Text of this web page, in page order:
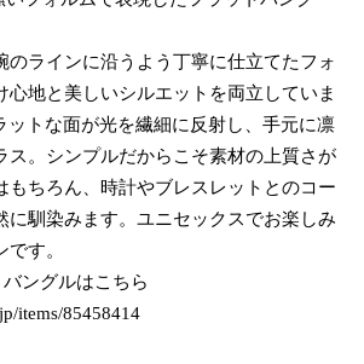
のラインに沿うよう丁寧に仕立てたフォ
心地と美しいシルエットを両立していま
ットな面が光を繊細に反射し、手元に凛
ス。シンプルだからこそ素材の上質さが
もちろん、時計やブレスレットとのコー
に馴染みます。ユニセックスでお楽しみ
す。
バングルはこちら
items/85458414